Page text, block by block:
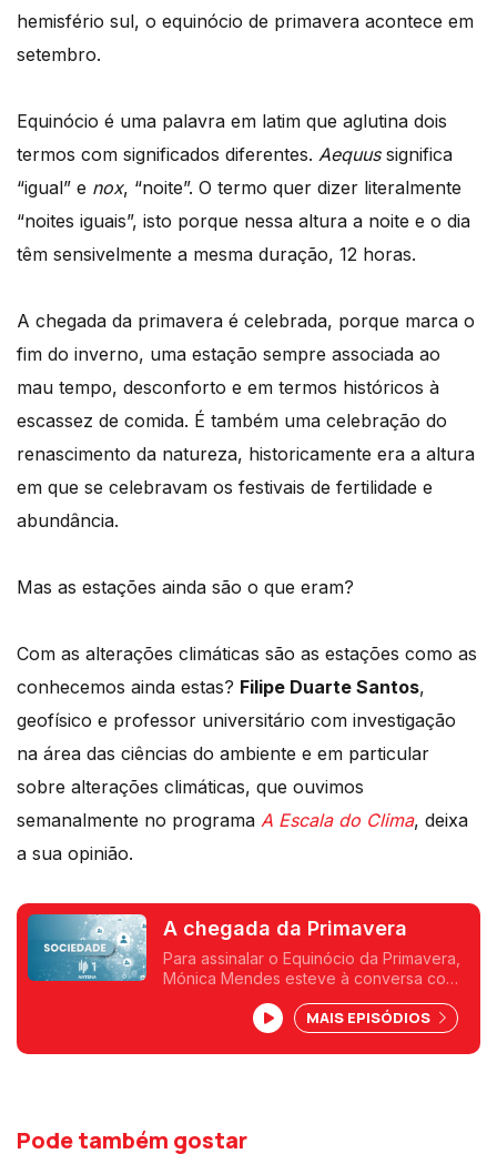
hemisfério sul, o equinócio de primavera acontece em
setembro.
Equinócio é uma palavra em latim que aglutina dois
termos com significados diferentes. Aequussignifica
“igual” e nox, “noite”. O termo quer dizer literalmente
“noites iguais”, isto porque nessa altura a noite e o dia
têm sensivelmente a mesma duração, 12 horas.
A chegada da primavera é celebrada, porque marca o
fim do inverno, uma estação sempre associada ao
mau tempo, desconforto e em termos históricos à
escassez de comida. É também uma celebração do
renascimento da natureza, historicamente era a altura
em que se celebravam os festivais de fertilidade e
abundância.
Mas as estações ainda são o que eram?
Com as alterações climáticas são as estações como as
conhecemos ainda estas? Filipe Duarte Santos,
geofísico e professor universitário com investigação
na área das ciências do ambiente e em particular
sobre alterações climáticas, que ouvimos
semanalmente no programa A Escala do Clima, deixa
a sua opinião.
A chegada da Primavera
Para assinalar o Equinócio da Primavera,
Mónica Mendes esteve à conversa com
perceber em que consiste este
MAIS EPISÓDIOS
Pode também gostar